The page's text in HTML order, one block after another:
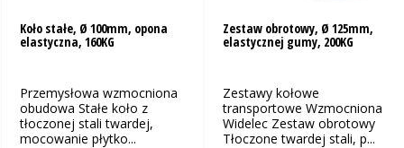
Koło stałe, Ø 100mm, opona
elastyczna, 160KG
Przemysłowa wzmocniona
obudowa Stałe koło z
tłoczonej stali twardej,
mocowanie płytko...
Zestaw obrotowy, Ø 125mm,
elastycznej gumy, 200KG
Zestawy kołowe
transportowe Wzmocniona
Widelec Zestaw obrotowy
Tłoczone twardej stali, p...